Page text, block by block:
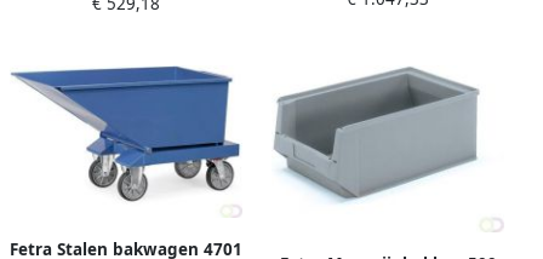
Fetra Stalen bakwagen 4701